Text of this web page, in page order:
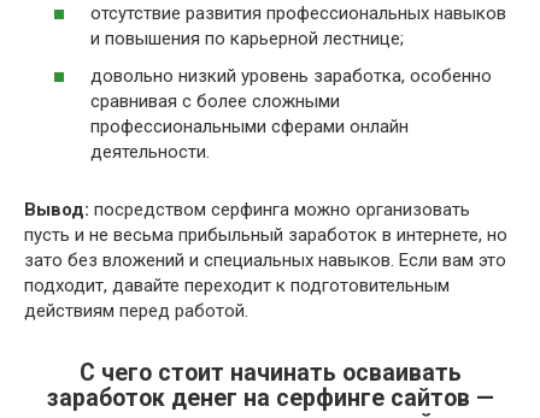
отсутствие развития профессиональных навыков
и повышения по карьерной лестнице;
довольно низкий уровень заработка, особенно
сравнивая с более сложными
профессиональными сферами онлайн
деятельности.
Вывод: посредством серфинга можно организовать
пусть и не весьма прибыльный заработок в интернете, но
зато без вложений и специальных навыков. Если вам это
подходит, давайте переходит к подготовительным
действиям перед работой.
С чего стоит начинать осваивать
заработок денег на серфинге сайтов —